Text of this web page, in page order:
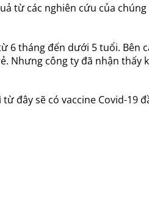
từ các nghiên cứu của
6 tháng đến dưới 5 tuổi.
công ty đã nhận thấy
đây sẽ có vaccine Covid-